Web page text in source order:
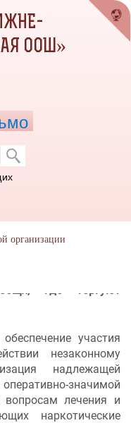
проводится
где торгуют
участия
незаконному
надлежащей
значимой
вопросам лечения и
наркотические
ООШ»
организации